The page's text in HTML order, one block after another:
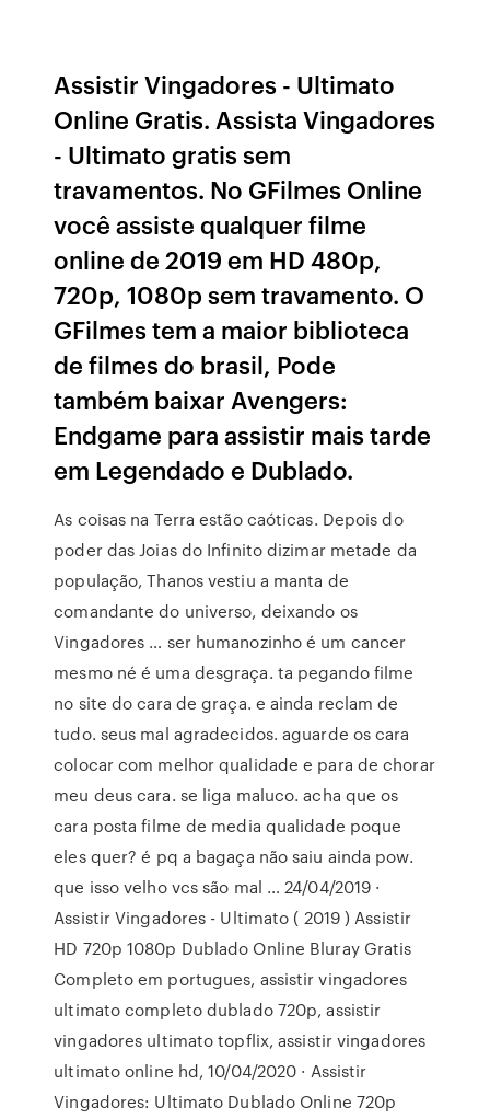
Assistir Vingadores - Ultimato
Online Gratis. Assista Vingadores
- Ultimato gratis sem
travamentos. No GFilmes Online
você assiste qualquer filme
online de 2019 em HD 480p,
720p, 1080p sem travamento. O
GFilmes tem a maior biblioteca
de filmes do brasil, Pode
também baixar Avengers:
Endgame para assistir mais tarde
em Legendado e Dublado.
As coisas na Terra estão caóticas. Depois do
poder das Joias do Infinito dizimar metade da
população, Thanos vestiu a manta de
comandante do universo, deixando os
Vingadores … ser humanozinho é um cancer
mesmo né é uma desgraça. ta pegando filme
no site do cara de graça. e ainda reclam de
tudo. seus mal agradecidos. aguarde os cara
colocar com melhor qualidade e para de chorar
meu deus cara. se liga maluco. acha que os
cara posta filme de media qualidade poque
eles quer? é pq a bagaça não saiu ainda pow.
que isso velho vcs são mal … 24/04/2019 ·
Assistir Vingadores - Ultimato ( 2019 ) Assistir
HD 720p 1080p Dublado Online Bluray Gratis
Completo em portugues, assistir vingadores
ultimato completo dublado 720p, assistir
vingadores ultimato topflix, assistir vingadores
ultimato online hd, 10/04/2020 · Assistir
Vingadores: Ultimato Dublado Online 720p